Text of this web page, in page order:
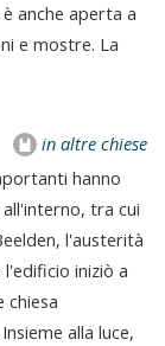
anche aperta a
e mostre. La
in altre chiese
hanno
tra cui
l'austerità
iniziò a
chiesa
alla luce,